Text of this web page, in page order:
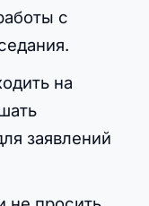
с
на
заявлений